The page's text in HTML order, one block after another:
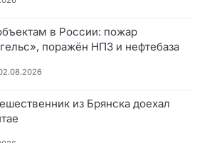
в России: пожар
поражён НПЗ и нефтебаза
из Брянска доехал